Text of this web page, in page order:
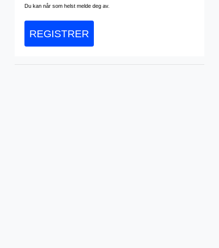
Du kan når som helst melde deg av.
REGISTRER